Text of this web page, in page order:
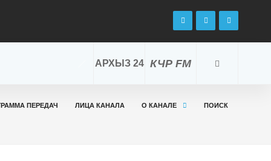
КЧР FM
АРХЫЗ 24
ПЕРЕДАЧ ЛИЦА КАНАЛА О КАНАЛЕ
ПОИСК